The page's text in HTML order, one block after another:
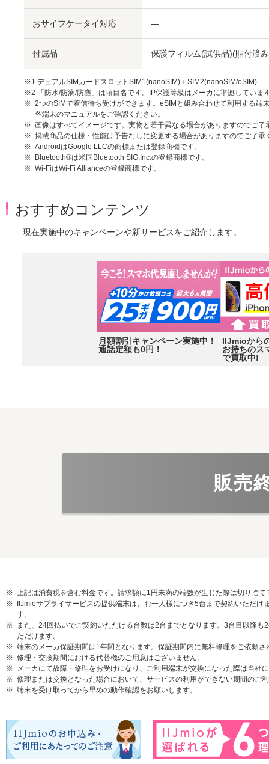
おサイフケータイ対応 ―
付属品 保護フィルム(試供品)(貼付済
※1 デュアルSIMカードスロットSIM1(nanoSIM)＋SIM2(nanoSIM/eSIM)
※2 「防水/防滴/防塵」は項目名です。IP保護等級はメーカに準拠していま
2つのSIMで着信待ち受けができます。eSIMと組み合わせて利用する
各端末のマニュアルをご確認ください。
画像はすべてイメージです。実物と若干異なる場合がありますのでご了
掲載商品の仕様・性能は予告なしに変更する場合がありますのでご了承
AndroidはGoogle LLCの商標または登録商標です。
Bluetooth®は米国Bluetooth SIG,Inc.の登録商標です。
Wi-FiはWi-Fi Allianceの登録商標です。
おすすめコンテンツ
現在実施中のキャンペーンや新サービスをご紹介します。
月額割引キャンペーン実施中！
通話定額も0円！
IIJmioから
お持ちのス
で買取中!
販売
上記は消費税を含む料金です。請求額に1円未満の端数が生じた際は切り捨て
IIJmioサプライサービスの提供端末は、お一人様につき5台まで契約いただ
す。
また、24回払いでご契約いただける台数は2台までとなります。3台目以降
ただけます。
端末のメーカ保証期間は1年間となります。保証期間内に無料修理をご依頼
修理・交換期間における代替機のご用意はございません。
メーカにて故障・修理をお受けになり、ご利用端末が交換になった際は当社
修理または交換となった場合において、サービスの利用ができない期間のご
端末を受け取ってから早めの動作確認をお願いします。